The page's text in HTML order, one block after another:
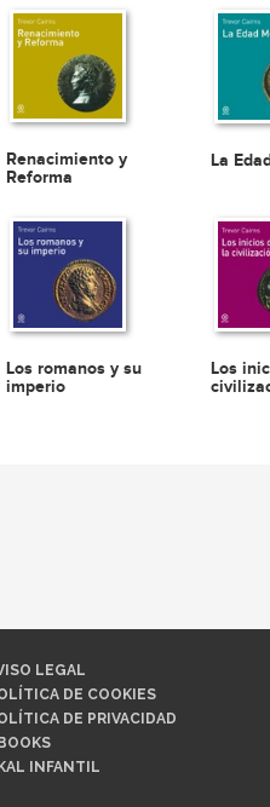
Renacimiento y
Reforma
La
Los romanos y su
imperio
Los
LEGAL
DE COOKIES
DE PRIVACIDAD
INFANTIL